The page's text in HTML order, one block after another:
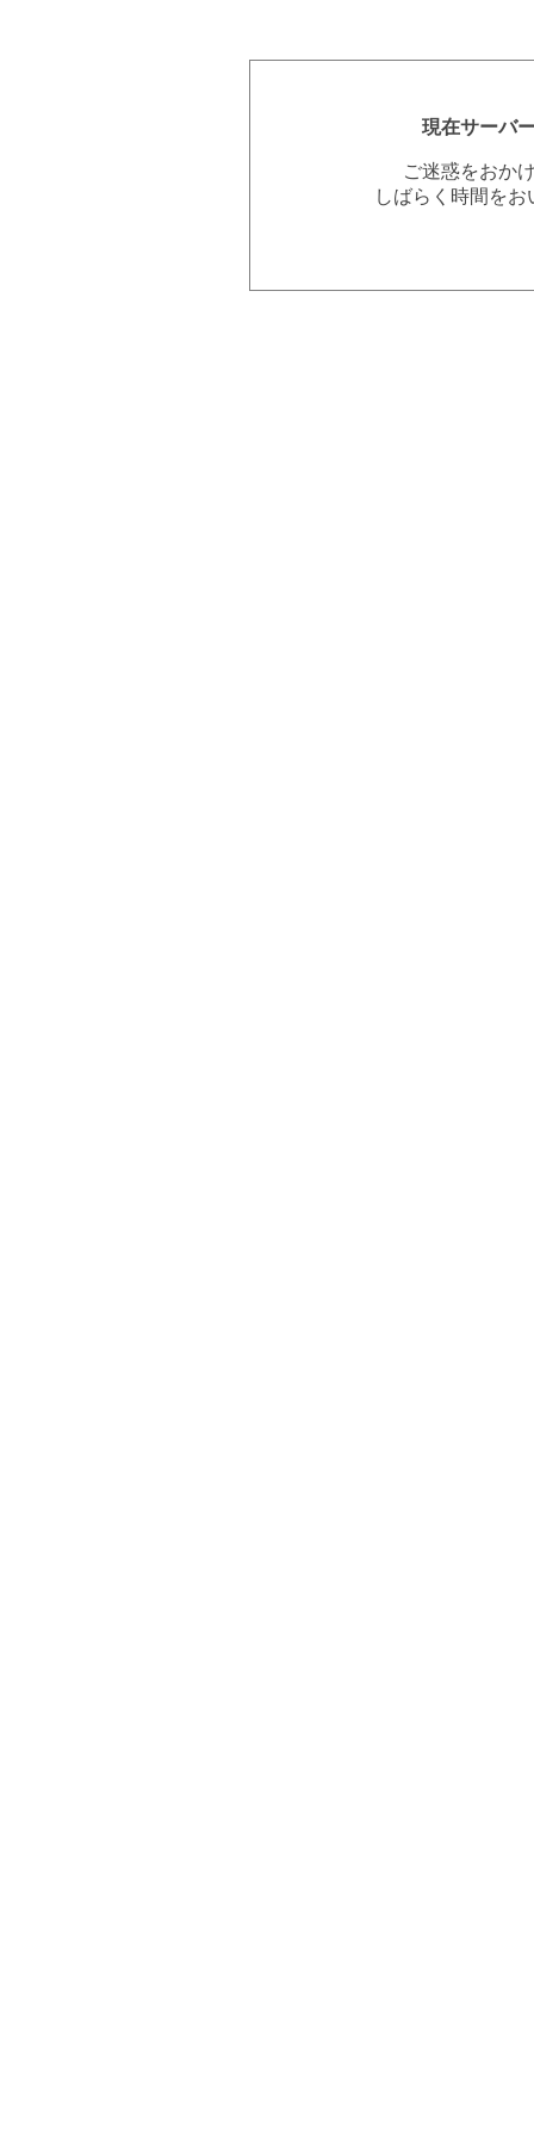
現在サーバ
ご迷惑をおか
しばらく時間を